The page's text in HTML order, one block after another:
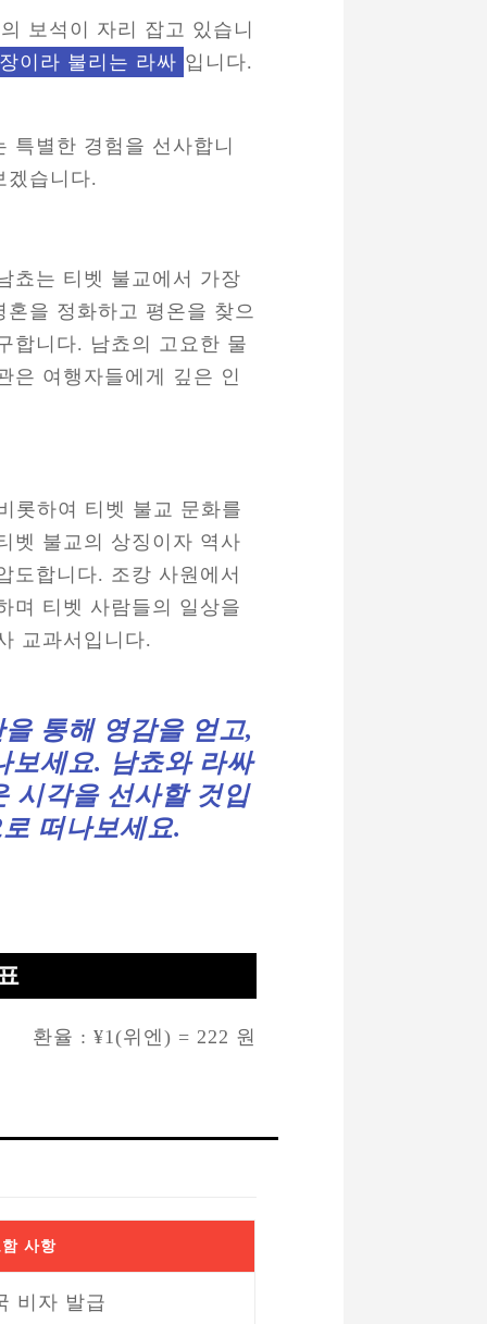
보석이 자리 잡고 있습니
이라 불리는 라싸 입니다.
특별한 경험을 선사합니
겠습니다.
쵸는 티벳 불교에서 가장
을 정화하고 평온을 찾으
합니다. 남쵸의 고요한 물
은 여행자들에게 깊은 인
롯하여 티벳 불교 문화를
벳 불교의 상징이자 역사
도합니다. 조캉 사원에서
며 티벳 사람들의 일상을
교과서입니다.
통해 영감을 얻고,
보세요. 남쵸와 라싸
시각을 선사할 것입
떠나보세요.
환율 : ¥1(위엔) = 222 원
사항
비자 발급